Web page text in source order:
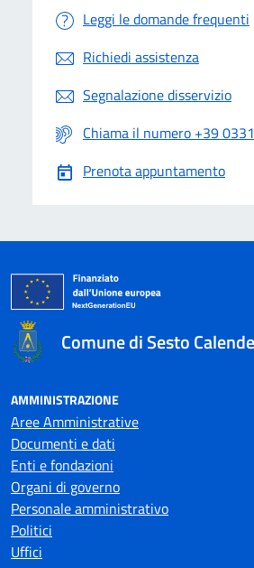
Leggi le domande frequenti
Richiedi assistenza
Segnalazione disservizio
Chiama il numero +39
Prenota appuntamento
Comune di Sesto Calende
AMMINISTRAZIONE
Aree Amministrative
Documenti e dati
Enti e fondazioni
Organi di governo
Personale amministrativo
Politici
Uffici